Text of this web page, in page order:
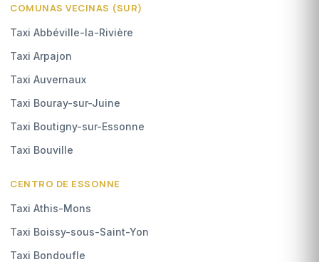
COMUNAS VECINAS (SUR)
Taxi Abbéville-la-Rivière
Taxi Arpajon
Taxi Auvernaux
Taxi Bouray-sur-Juine
Taxi Boutigny-sur-Essonne
Taxi Bouville
CENTRO DE ESSONNE
Taxi Athis-Mons
Taxi Boissy-sous-Saint-Yon
Taxi Bondoufle